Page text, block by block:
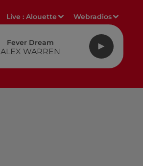
Live :Alouette Webradios
Fever Dream
ALEX WARREN